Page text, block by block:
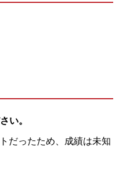
い。
だったため、成績は未知